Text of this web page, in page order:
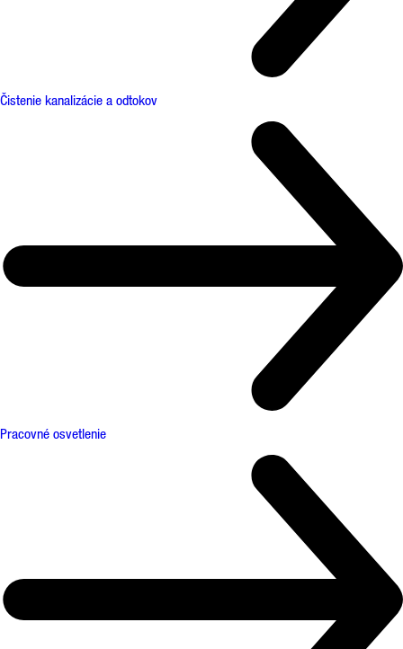
Čistenie kanalizácie a odtokov
Pracovné osvetlenie